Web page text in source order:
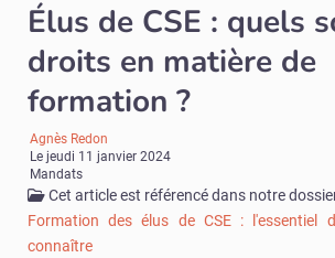
Élus de CSE : quels
droits en matière de
formation ?
Agnès Redon
Lejeudi 11 janvier 2024
Mandats
Cet article est référencé dans notre
Formation des élus de CSE : l'essentiel
connaître